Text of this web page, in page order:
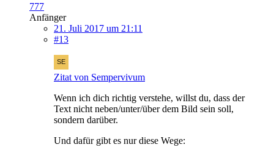
777
Anfänger
21. Juli 2017 um 21:11
#13
Zitat von Sempervivum
Wenn ich dich richtig verstehe, willst du, dass der
Text nicht neben/unter/über dem Bild sein soll,
sondern darüber.
Und dafür gibt es nur diese Wege: